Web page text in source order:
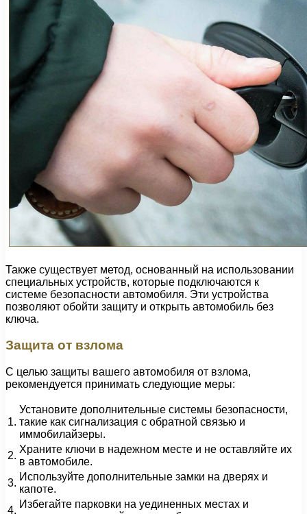
Также существует метод, основанный на использовании
специальных устройств, которые подключаются к
системе безопасности автомобиля. Эти устройства
позволяют обойти защиту и открыть автомобиль без
ключа.
Защита от взлома
С целью защиты вашего автомобиля от взлома,
рекомендуется принимать следующие меры:
1.
Установите дополнительные системы безопасности,
такие как сигнализация с обратной связью и
иммобилайзеры.
2.
Храните ключи в надежном месте и не оставляйте их
в автомобиле.
3.
Используйте дополнительные замки на дверях и
капоте.
4.
Избегайте парковки на уединенных местах и